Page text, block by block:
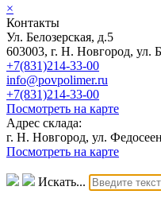
×
Контакты
Ул. Белозерская, д.5
603003, г. Н. Новгород, ул.
+7(831)214-33-00
info@povpolimer.ru
+7(831)214-33-00
Посмотреть на карте
Адрес склада:
г. Н. Новгород, ул.
Посмотреть на карте
Искать...